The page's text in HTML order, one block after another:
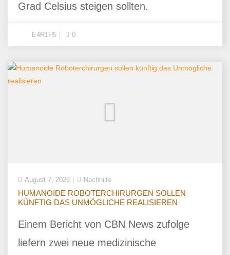
Grad Celsius steigen sollten.
E4R1H5 0
August 7, 2026 Nachhilfe
HUMANOIDE ROBOTERCHIRURGEN SOLLEN
KÜNFTIG DAS UNMÖGLICHE REALISIEREN
Einem Bericht von CBN News zufolge
liefern zwei neue medizinische